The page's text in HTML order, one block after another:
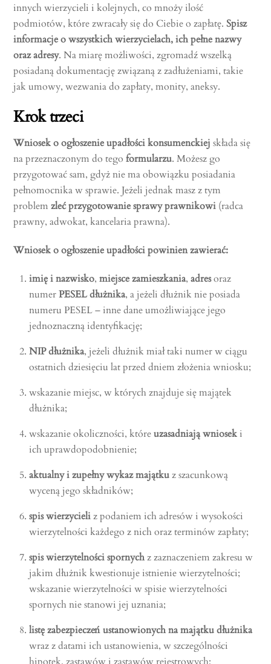
innych wierzycieli i kolejnych, co mnoży ilość
podmiotów, które zwracały się do Ciebie o zapłatę.Spisz
informacje o wszystkich wierzycielach, ich pełne nazwy
oraz adresy. Na miarę możliwości, zgromadź wszelką
posiadaną dokumentację związaną z zadłużeniami, takie
jak umowy, wezwania do zapłaty, monity, aneksy.
Krok trzeci
Wniosek o ogłoszenie upadłości konsumenckiej składa się
na przeznaczonym do tegoformularzu. Możesz go
przygotować sam, gdyż nie ma obowiązku posiadania
pełnomocnika w sprawie. Jeżeli jednak masz z tym
problemzleć przygotowanie sprawy prawnikowi (radca
prawny, adwokat, kancelaria prawna).
Wniosek o ogłoszenie upadłości powinien zawierać:
imię i nazwisko, miejsce zamieszkania, adresoraz
numerPESEL dłużnika, a jeżeli dłużnik nie posiada
numeru PESEL – inne dane umożliwiające jego
jednoznaczną identyfikację;
NIP dłużnika, jeżeli dłużnik miał taki numer w ciągu
ostatnich dziesięciu lat przed dniem złożenia wniosku;
wskazanie miejsc, w których znajduje się majątek
dłużnika;
wskazanie okoliczności, któreuzasadniają wniosek i
ich uprawdopodobnienie;
aktualny i zupełny wykaz majątkuz szacunkową
wyceną jego składników;
spis wierzycieliz podaniem ich adresów i wysokości
wierzytelności każdego z nich oraz terminów zapłaty;
spis wierzytelnościspornychz zaznaczeniem zakresu w
jakim dłużnik kwestionuje istnienie wierzytelności;
wskazanie wierzytelności w spisie wierzytelności
spornych nie stanowi jej uznania;
listę zabezpieczeń ustanowionych na majątku dłużnika
wraz z datami ich ustanowienia, w szczególności